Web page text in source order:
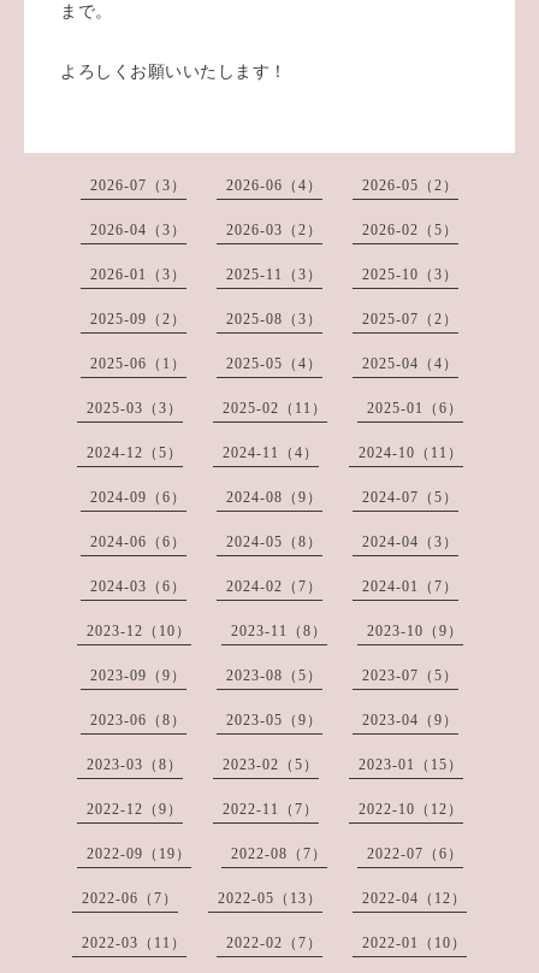
まで。
よろしくお願いいたします！
2026-07（3） 2026-06（4） 2026-05（2）
2026-04（3） 2026-03（2） 2026-02（5）
2026-01（3） 2025-11（3） 2025-10（3）
2025-09（2） 2025-08（3） 2025-07（2）
2025-06（1） 2025-05（4） 2025-04（4）
2025-03（3） 2025-02（11） 2025-01（6）
2024-12（5） 2024-11（4） 2024-10（11）
2024-09（6） 2024-08（9） 2024-07（5）
2024-06（6） 2024-05（8） 2024-04（3）
2024-03（6） 2024-02（7） 2024-01（7）
2023-12（10） 2023-11（8） 2023-10（9）
2023-09（9） 2023-08（5） 2023-07（5）
2023-06（8） 2023-05（9） 2023-04（9）
2023-03（8） 2023-02（5） 2023-01（15）
2022-12（9） 2022-11（7） 2022-10（12）
2022-09（19） 2022-08（7） 2022-07（6）
2022-06（7） 2022-05（13） 2022-04（12）
2022-03（11） 2022-02（7） 2022-01（10）